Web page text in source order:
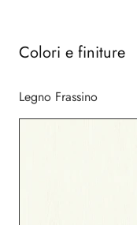
Colori e finiture
Legno Frassino